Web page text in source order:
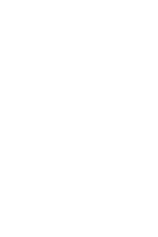
dann ergibt
Es lässt
dass im
oder zu
wird. Um dem
zu kommen,